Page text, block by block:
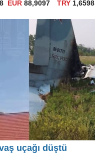
EUR 88,9097 TRY1,6598
uçağı düştü